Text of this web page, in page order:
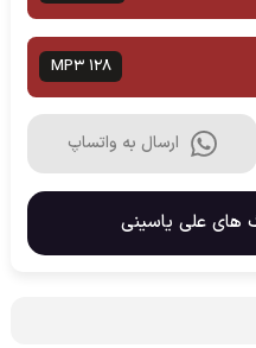
MP3 128
ارسال به واتساپ
های علی یاسینی